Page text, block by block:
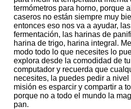
termómetros para horno, porque
caseros no están siempre muy
entonces eso nos va a ayudar,
fermentación, las harinas de
harina de trigo, harina integral.
modo todo lo que necesites lo
explora desde la comodidad de
computador y recuerda que
necesites, la puedes pedir a
misión es esparcir y compartir a
porque no a todo el mundo la
pan.